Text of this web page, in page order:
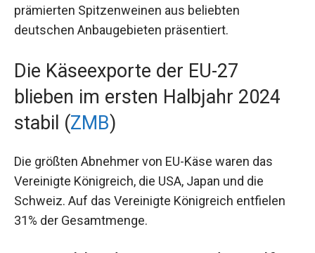
prämierten Spitzenweinen aus beliebten
deutschen Anbaugebieten präsentiert.
Die Käseexporte der EU-27
blieben im ersten Halbjahr 2024
stabil (ZMB)
Die größten Abnehmer von EU-Käse waren das
Vereinigte Königreich, die USA, Japan und die
Schweiz. Auf das Vereinigte Königreich entfielen
31% der Gesamtmenge.